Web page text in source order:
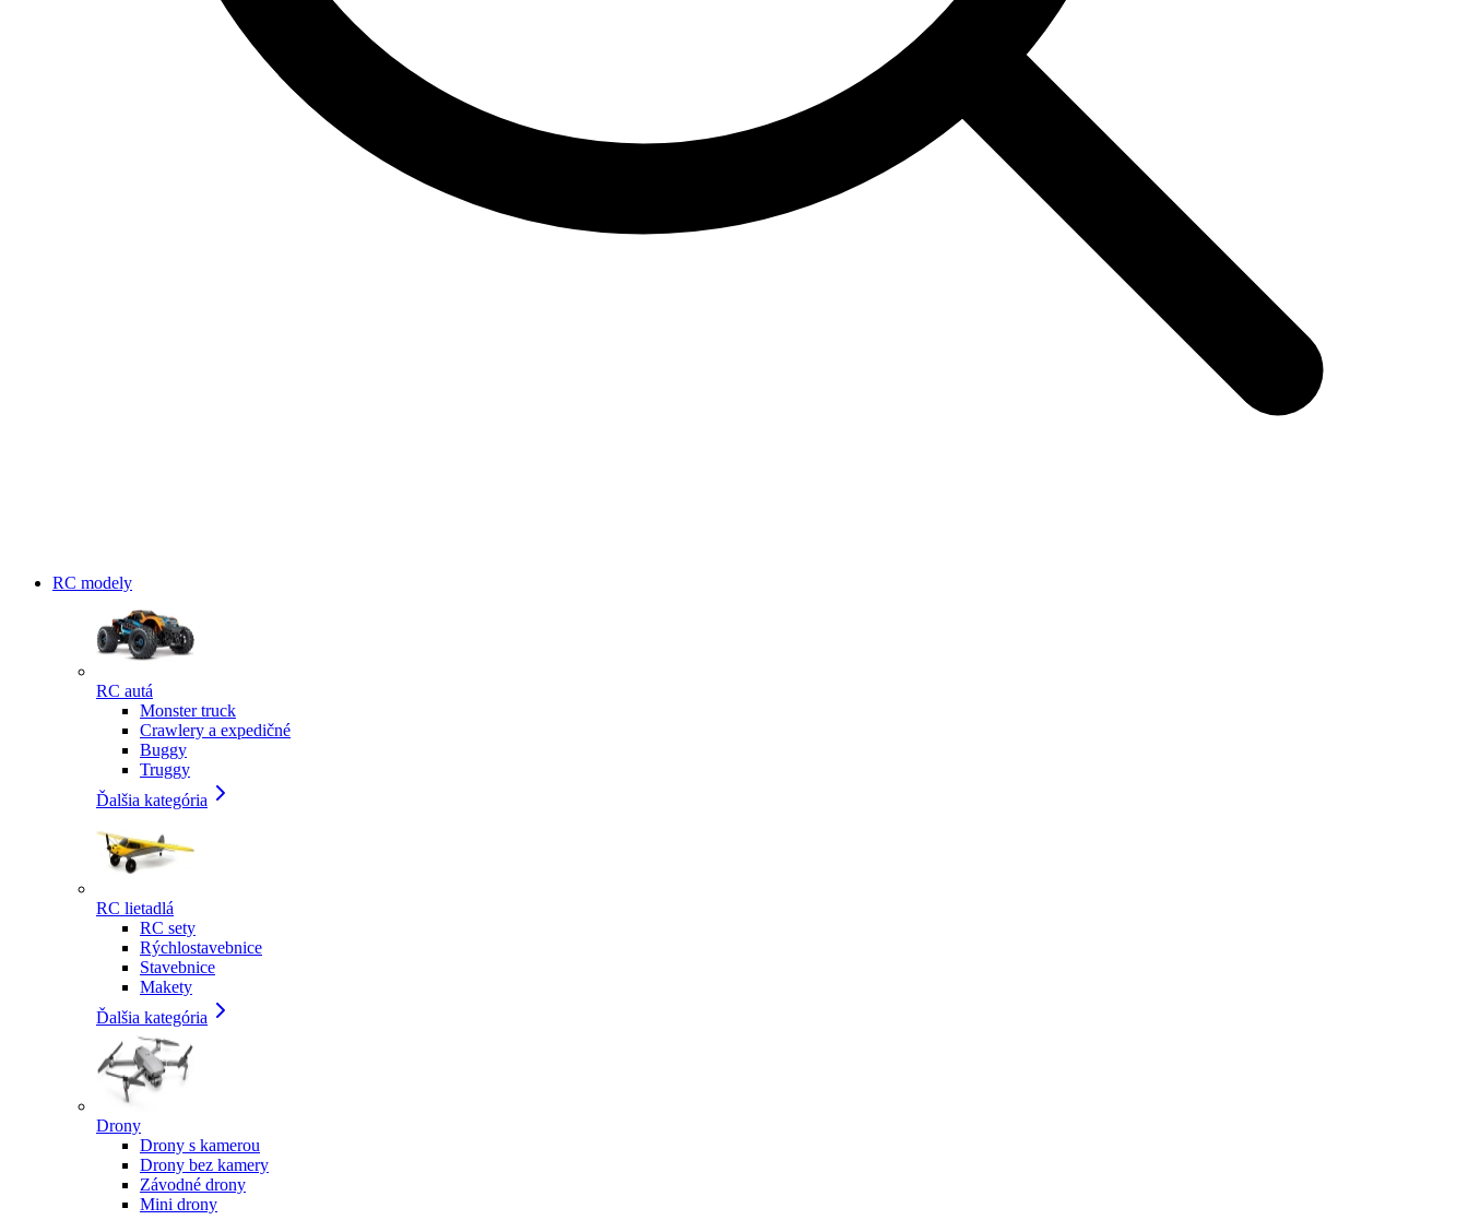
RC modely
RC autá
Monster truck
Crawlery a expedičné
Buggy
Truggy
Ďalšia kategória
RC lietadlá
RC sety
Rýchlostavebnice
Stavebnice
Makety
Ďalšia kategória
Drony
Drony s kamerou
Drony bez kamery
Závodné drony
Mini drony